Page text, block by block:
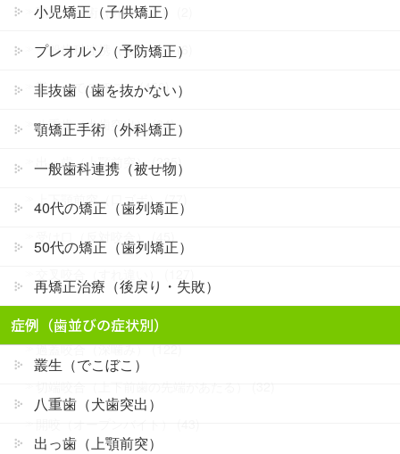
顎矯正手術（外科矯正） (2)
一般歯科連携（被せ物） (6)
叢生（でこぼこ） (450)
八重歯（犬歯突出） (94)
出っ歯（上顎前突） (235)
上下顎前突（口ゴボ） (77)
受け口（反対咬合） (45)
すきっ歯（空隙歯列） (54)
過蓋咬合（深噛み） (122)
小児矯正（子供矯正）
プレオルソ（予防矯正）
非抜歯（歯を抜かない）
顎矯正手術（外科矯正）
一般歯科連携（被せ物）
40代の矯正（歯列矯正）
50代の矯正（歯列矯正）
再矯正治療（後戻り・失敗）
症例（歯並びの症状別）
叢生（でこぼこ）
八重歯（犬歯突出）
出っ歯（上顎前突）